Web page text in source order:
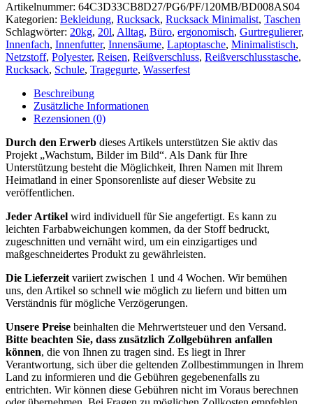
Artikelnummer: 64C3D33CB8D27/PG6/PF/120MB/BD008AS04
Kategorien: Bekleidung, Rucksack, Rucksack Minimalist, Taschen
Schlagwörter: 20kg, 20l, Alltag, Büro, ergonomisch, Gurtregulierer,
Innenfach, Innenfutter, Innensäume, Laptoptasche, Minimalistisch,
Netzstoff, Polyester, Reisen, Reißverschluss, Reißverschlusstasche,
Rucksack, Schule, Tragegurte, Wasserfest
Beschreibung
Zusätzliche Informationen
Rezensionen (0)
Durch den Erwerb dieses Artikels unterstützen Sie aktiv das
Projekt „Wachstum, Bilder im Bild“. Als Dank für Ihre
Unterstützung besteht die Möglichkeit, Ihren Namen mit Ihrem
Heimatland in einer Sponsorenliste auf dieser Website zu
veröffentlichen.
Jeder Artikel wird individuell für Sie angefertigt. Es kann zu
leichten Farbabweichungen kommen, da der Stoff bedruckt,
zugeschnitten und vernäht wird, um ein einzigartiges und
maßgeschneidertes Produkt zu gewährleisten.
Die Lieferzeit variiert zwischen 1 und 4 Wochen. Wir bemühen
uns, den Artikel so schnell wie möglich zu liefern und bitten um
Verständnis für mögliche Verzögerungen.
Unsere Preise beinhalten die Mehrwertsteuer und den Versand.
Bitte beachten Sie, dass zusätzlich Zollgebühren anfallen
können, die von Ihnen zu tragen sind. Es liegt in Ihrer
Verantwortung, sich über die geltenden Zollbestimmungen in Ihrem
Land zu informieren und die Gebühren gegebenenfalls zu
entrichten. Wir können diese Gebühren nicht im Voraus berechnen